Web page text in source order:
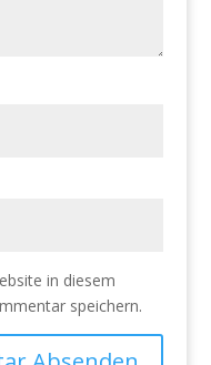
in diesem
speichern.